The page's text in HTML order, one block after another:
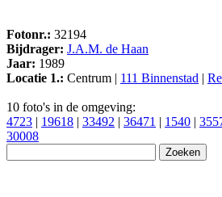
Fotonr.: 32194
Bijdrager: J.A.M. de Haan
Jaar: 1989
Locatie 1.: Centrum | 111 Binnenstad |
10 foto's in de omgeving:
4723 | 19618 | 33492 | 36471 | 1540 |
30008